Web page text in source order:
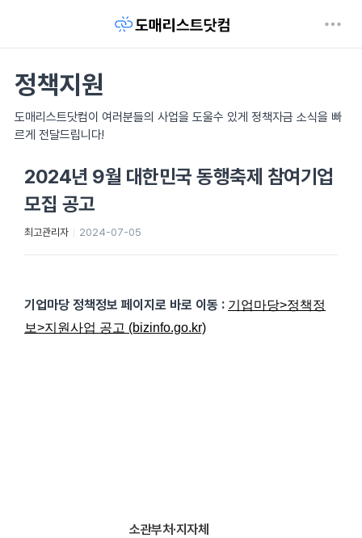
정책지원
도매리스트닷컴이 여러분들의 사업을 도울수 있게 정책자금 소식을 빠
르게 전달드립니다!
2024년 9월 대한민국 동행축제 참여기업
모집 공고
최고관리자 2024-07-05
기업마당 정책정보 페이지로 바로 이동 : 기업마당>정책정
보>지원사업 공고 (bizinfo.go.kr)
소관부처·지자체